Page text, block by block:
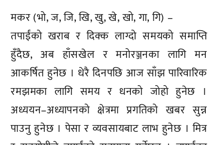
मकर (भो, ज, जि, खि, खु, खे, खो, गा, गि) –
तपाईंको खराब र दिक्क लाग्दो समयको समाप्ति
हुँदैछ, अब हाँसखेल र मनोरञ्जनका लागि मन
आकर्षित हुनेछ । धेरै दिनपछि आज साँझ पारिवारिक
रमझमका लागि समय र धनको जोहो हुनेछ ।
अध्ययन–अध्यापनको क्षेत्रमा प्रगतिको खबर सुन्न
पाउनु हुनेछ । पेसा र व्यवसायबाट लाभ हुनेछ । मित्र